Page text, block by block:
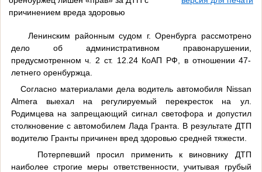
причинением вреда здоровью
Ленинским районным судом г. Оренбурга рассмотрено
дело об административном правонарушении,
предусмотренном ч. 2 ст. 12.24 КоАП РФ, в отношении 47-
летнего оренбуржца.
Согласно материалами дела водитель автомобиля Nissan
Almera выехал на регулируемый перекресток на ул.
Родимцева на запрещающий сигнал светофора и допустил
столкновение с автомобилем Лада Гранта. В результате ДТП
водителю Гранты причинен вред здоровью средней тяжести.
Потерпевший просил применить к виновнику ДТП
наиболее строгие меры ответственности, учитывая грубый